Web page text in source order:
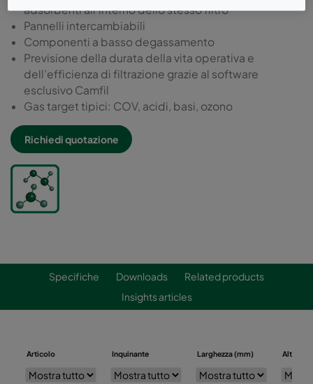
adsorbenti all’interno dello stesso filtro
Pannelli intercambiabili
Componenti a basso degassamento
Previsione della durata della vita operativa e
dell’efficienza di filtrazione grazie al software
esclusivo Camfil
Gas target tipici: COV, acidi, basi, ozono
Richiedi quotazione
Specifiche Downloads
Related products
Insights articles
Articolo Inquinante Larghezza (mm) Altezza